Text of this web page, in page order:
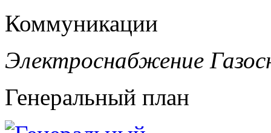
Коммуникации
Электроснабжение
Генеральный план